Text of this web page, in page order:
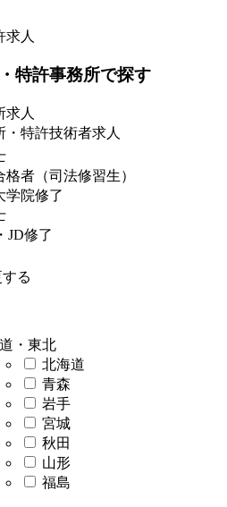
求人
特許事務所で探す
求人
・特許技術者求人
者（司法修習生）
学院修了
JD修了
る
・東北
北海道
青森
岩手
宮城
秋田
山形
福島